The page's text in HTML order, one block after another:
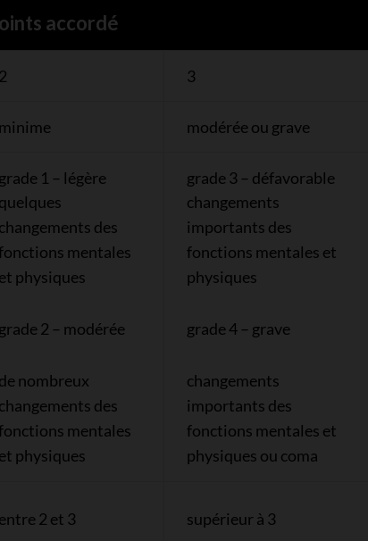
accordé
2 3
minime modérée ou grave
grade 1 – légère
quelques
changements des
mentales
et physiques
grade 2 – modérée
de nombreux
changements des
mentales
et physiques
grade 3 – défavorable
changements
importants des
fonctions mentales et
physiques
grade 4 – grave
changements
importants des
fonctions mentales et
physiques ou coma
entre 2 et 3 supérieur à 3